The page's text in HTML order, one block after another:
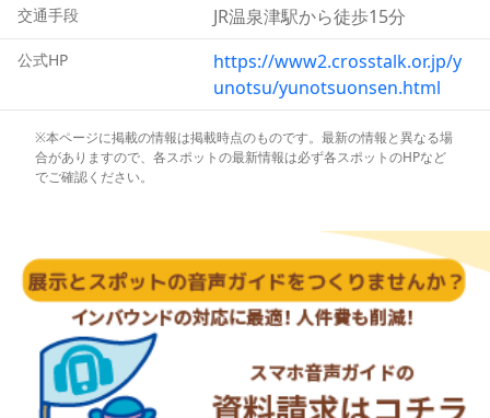
ゃ）」に奉納される石見神楽(いわみかぐら)はその迫力に
圧倒されます。温泉津温泉にご宿泊の際は、石見地方なら
ではの伝統芸能をお楽しみください。
交通手段 JR温泉津駅から徒歩15分
公式HP
https://www2.crosstalk.or.jp/y
unotsu/yunotsuonsen.html
※本ページに掲載の情報は掲載時点のものです。最新の情報と異なる場
合がありますので、各スポットの最新情報は必ず各スポットのHPなど
でご確認ください。